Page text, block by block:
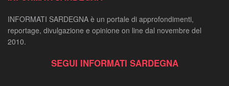
INFORMATI SARDEGNA è un portale di approfondimenti,
reportage, divulgazione e opinione on line dal novembre del
2010.
SEGUI INFORMATI SARDEGNA